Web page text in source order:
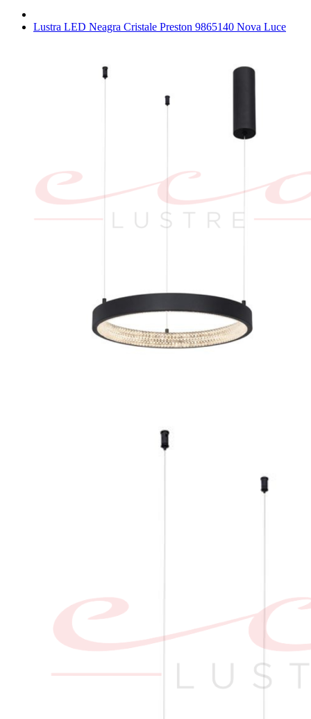
Lustra LED Neagra Cristale Preston 9865140 Nova Luce